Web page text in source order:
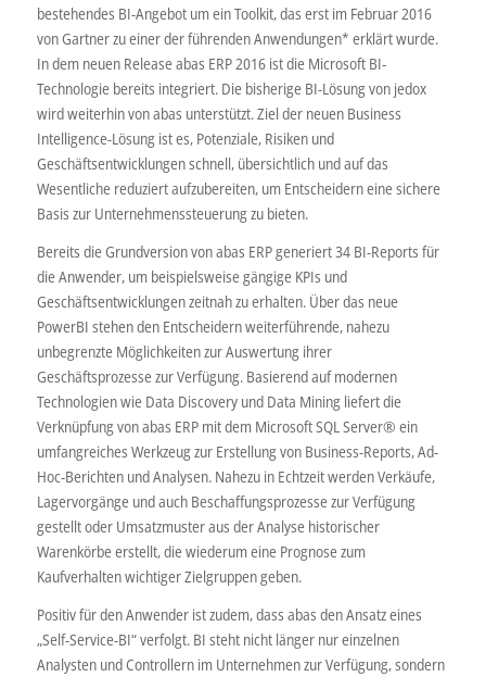
bestehendes BI-Angebot um ein Toolkit, das erst im Februar 2016
von Gartner zu einer der führenden Anwendungen* erklärt wurde.
In dem neuen Release abas ERP 2016 ist die Microsoft BI-
Technologie bereits integriert. Die bisherige BI-Lösung von jedox
wird weiterhin von abas unterstützt. Ziel der neuen Business
Intelligence-Lösung ist es, Potenziale, Risiken und
Geschäftsentwicklungen schnell, übersichtlich und auf das
Wesentliche reduziert aufzubereiten, um Entscheidern eine sichere
Basis zur Unternehmenssteuerung zu bieten.
Bereits die Grundversion von abas ERP generiert 34 BI-Reports für
die Anwender, um beispielsweise gängige KPIs und
Geschäftsentwicklungen zeitnah zu erhalten. Über das neue
PowerBI stehen den Entscheidern weiterführende, nahezu
unbegrenzte Möglichkeiten zur Auswertung ihrer
Geschäftsprozesse zur Verfügung. Basierend auf modernen
Technologien wie Data Discovery und Data Mining liefert die
Verknüpfung von abas ERP mit dem Microsoft SQL Server® ein
umfangreiches Werkzeug zur Erstellung von Business-Reports, Ad-
Hoc-Berichten und Analysen. Nahezu in Echtzeit werden Verkäufe,
Lagervorgänge und auch Beschaffungsprozesse zur Verfügung
gestellt oder Umsatzmuster aus der Analyse historischer
Warenkörbe erstellt, die wiederum eine Prognose zum
Kaufverhalten wichtiger Zielgruppen geben.
Positiv für den Anwender ist zudem, dass abas den Ansatz eines
„Self-Service-BI“ verfolgt. BI steht nicht länger nur einzelnen
Analysten und Controllern im Unternehmen zur Verfügung, sondern